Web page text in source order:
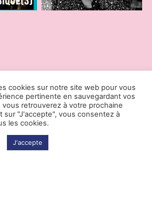
17.10.2022
cookies sur notre site web pour vous
pertinente en sauvegardant vos
retrouverez à votre prochaine
sur "J'accepte", vous consentez à
les cookies.
J'accepte